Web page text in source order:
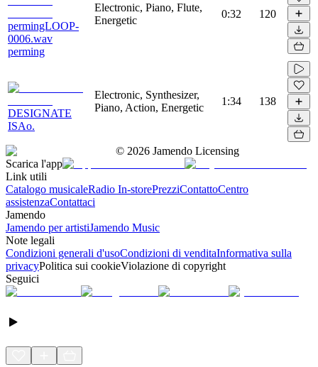
permingLOOP-
0006.wav
perming
Electronic, Piano, Flute,
Energetic
0:32 120
DESIGNATE
ISAo.
Electronic, Synthesizer,
Piano, Action, Energetic
1:34 138
© 2026 Jamendo Licensing
Scarica l'app
Link utili
Catalogo musicaleRadio In-storePrezziContattoCentro
assistenzaContattaci
Jamendo
Jamendo per artistiJamendo Music
Note legali
Condizioni generali d'usoCondizioni di venditaInformativa sulla
privacyPolitica sui cookieViolazione di copyright
Seguici